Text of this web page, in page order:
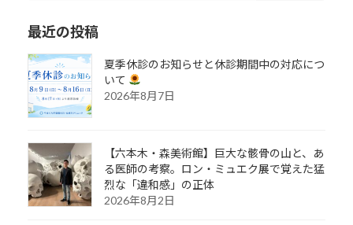
最近の投稿
夏季休診のお知らせと休診期間中の対応につ
いて
2026年8月7日
【六本木・森美術館】巨大な骸骨の山と、あ
る医師の考察。ロン・ミュエク展で覚えた猛
烈な「違和感」の正体
2026年8月2日